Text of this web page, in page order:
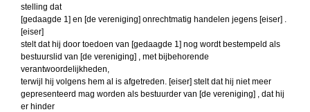
stelling dat
[gedaagde 1] en [de vereniging] onrechtmatig handelen jegens [eiser] .
[eiser]
stelt dat hij door toedoen van [gedaagde 1] nog wordt bestempeld als
bestuurslid van [de vereniging] , met bijbehorende
verantwoordelijkheden,
terwijl hij volgens hem al is afgetreden. [eiser] stelt dat hij niet meer
gepresenteerd mag worden als bestuurder van [de vereniging] , dat hij
er hinder